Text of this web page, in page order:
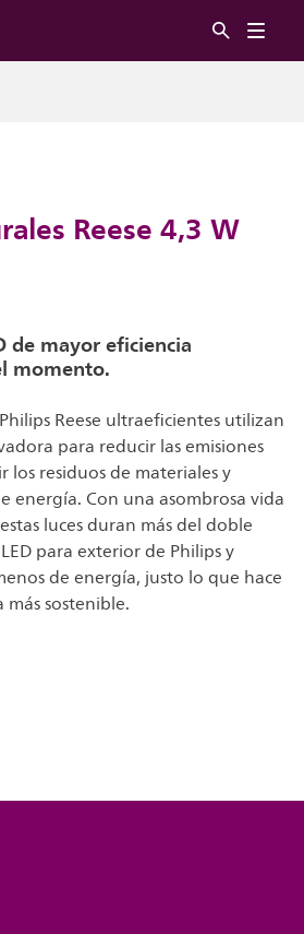
Reese 4,3 W
de mayor eficiencia
momento.
Reese ultraeficientes utilizan
para reducir las emisiones
los residuos de materiales y
energía. Con una asombrosa vida
luces duran más del doble
para exterior de Philips y
de energía, justo lo que hace
sostenible.